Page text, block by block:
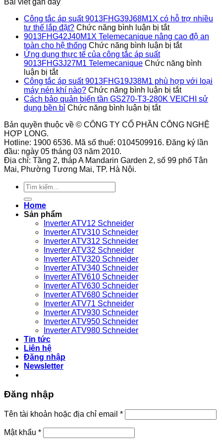
bỉ
Bài viết gần đây
Công tắc áp suất 9013FHG39J68M1X có hỗ trợ nhiều
tư thế lắp đặt? Chức năng bình luận bị tắtở
Công
tắc
suất
có
hỗ
trợ
thế
đặt?
9013FHG42J40M1X Telemecanique nâng cao độ an
toàn cho hệ thống Chức năng bình luận bị tắtở
cao
độ
an
hệ
Ứng dụng thực tế của công tắc áp suất
9013FHG3J27M1 Telemecanique Chức năng bình
luận bị tắtở
Ứng
dụng
thực
tế
công
áp
suất
9013FHG3J27M1
Telemecanique
Công tắc áp suất 9013FHG19J38M1 phù hợp với loại
máy nén khí nào? Chức năng bình luận bị tắtở
Công
suất
phù
với
Cách bảo quản biến tần GS270-T3-280K VEICHI sử
dụng bền bỉ Chức năng bình luận bị tắtở
bảo
biến
GS270-
Bản quyền thuộc về © CÔNG TY CỔ PHẦN CÔNG NGHỆ
HỢP LONG.
Hotline: 1900 6536. Mã số thuế: 0104509916. Đăng ký lần
đầu: ngày 05 tháng 03 năm 2010.
Địa chỉ: Tầng 2, tháp A Mandarin Garden 2, số 99 phố Tân
Mai, Phường Tương Mai, TP. Hà Nội.
Tìm
kiếm:
Home
Sản phẩm
Inverter ATV12 Schneider
Inverter ATV310 Schneider
Inverter ATV312 Schneider
Inverter ATV32 Schneider
Inverter ATV320 Schneider
Inverter ATV340 Schneider
Inverter ATV610 Schneider
Inverter ATV630 Schneider
Inverter ATV680 Schneider
Inverter ATV71 Schneider
Inverter ATV930 Schneider
Inverter ATV950 Schneider
Inverter ATV980 Schneider
Tin tức
Liên hệ
Đăng nhập
Newsletter
Đăng nhập
Tên tài khoản hoặc địa chỉ email *Bắt
buộc
Mật khẩu *Bắt
buộc